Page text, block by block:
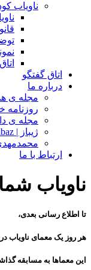
ناویاب
اتاق گفتگو
درباره ما
مجله ی
روزنامه
مجله ی
ژیباز | Jibaz
ارتباط با ما
ناویاب
تا اطلاع رسانی بعدی،
هر روز یک معمای ناویاب
این معماها به مسابقه